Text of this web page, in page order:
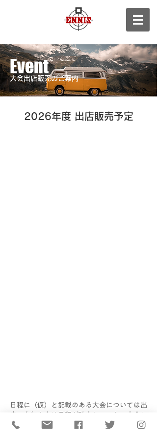
Event
大会出店販売のご案内
​2026年度 出店販売予定
日程に（仮）と記載のある大会については出
なります
。​変更があり次第更新いたします。